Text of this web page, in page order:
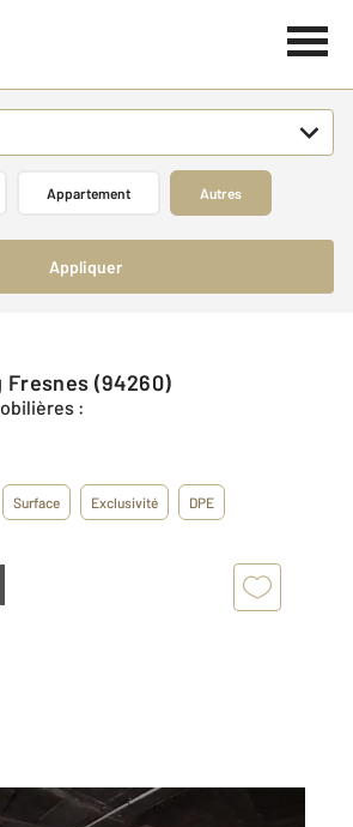
Appartement Autres
Appliquer
Fresnes (94260)
:
Surface Exclusivité DPE